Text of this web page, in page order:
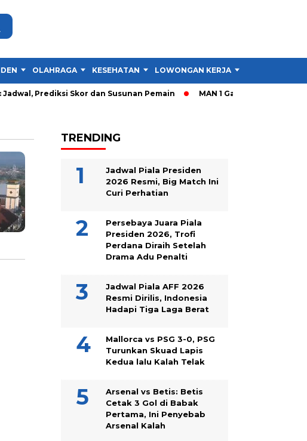
OLAHRAGA KESEHATAN LOWONGAN KERJA
Prediksi Skor dan Susunan Pemain MAN 1 Garut Gelar Cek
TRENDING
Jadwal Piala Presiden
2026 Resmi, Big Match Ini
Curi Perhatian
Persebaya Juara Piala
Presiden 2026, Trofi
Perdana Diraih Setelah
Drama Adu Penalti
Jadwal Piala AFF 2026
Resmi Dirilis, Indonesia
Hadapi Tiga Laga Berat
Mallorca vs PSG 3-0, PSG
Turunkan Skuad Lapis
Kedua lalu Kalah Telak
Arsenal vs Betis: Betis
Cetak 3 Gol di Babak
Pertama, Ini Penyebab
Arsenal Kalah